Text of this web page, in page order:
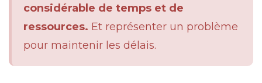
considérable de temps et de
ressources. Et représenter un problème
pour maintenir les délais.